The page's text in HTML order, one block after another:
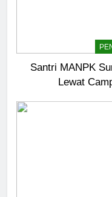
Santri MANPK
Lewat